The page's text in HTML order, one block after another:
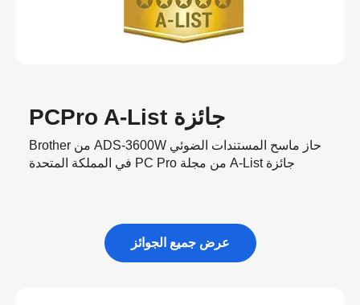
جائزة PCPro A-List
حاز ماسح المستندات الضوئي ADS-3600W من Brother
جائزة A-List من مجلة PC Pro في المملكة المتحدة
عرض جميع الجوائز